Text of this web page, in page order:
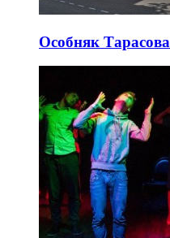
Особняк Тарасова